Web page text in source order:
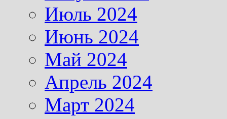
Июль 2024
Июнь 2024
Май 2024
Апрель 2024
Март 2024